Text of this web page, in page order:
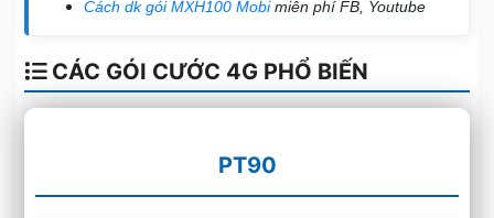
Cách dk gói MXH100 Mobimiễn phí FB, Youtube
CÁC GÓI CƯỚC 4G PHỔ BIẾN
PT90